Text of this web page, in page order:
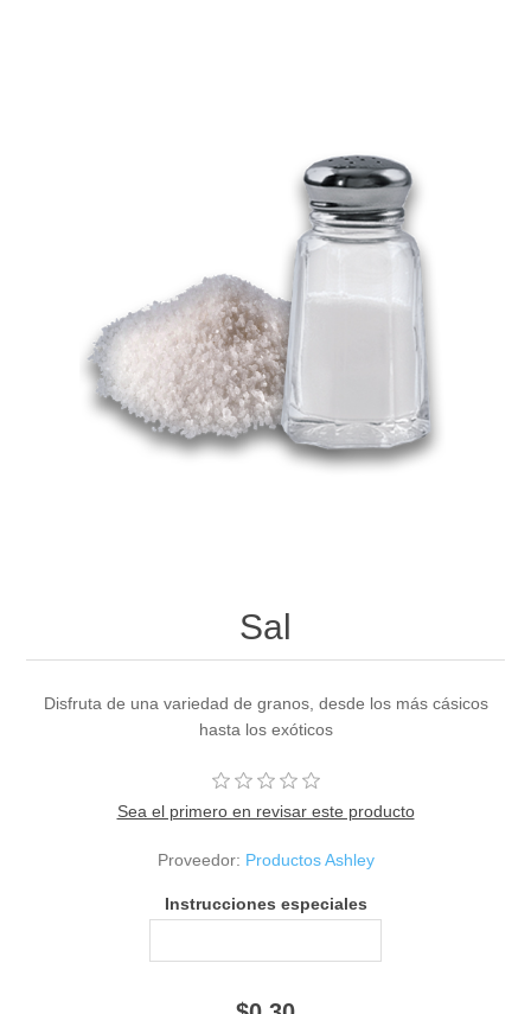
Sal
Disfruta de una variedad de granos, desde los más cásicos
hasta los exóticos
Sea el primero en revisar este producto
Proveedor: Productos Ashley
Instrucciones especiales